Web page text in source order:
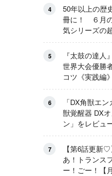
4
50年以上の歴
冊に！ ６月
気シリーズの
5
『太鼓の達
世界大会優勝
コツ《実践編》
6
「DX角獣エ
獣覚醒器 DX
ン」をレビ
ハンター オメ
の玩具展開が
7
【第6話更新
あ！トランス
ー！ごー！【